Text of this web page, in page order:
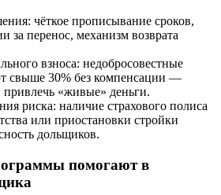
чёткое прописывание сроков,
за перенос, механизм возврата
взноса: недобросовестные
свыше 30% без компенсации —
«живые» деньги.
риска: наличие страхового полиса
или приостановки стройки
дольщиков.
помогают в